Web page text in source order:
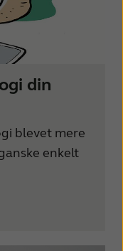
din
blevet mere
enkelt